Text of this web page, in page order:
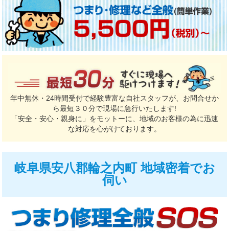
年中無休・24時間受付で経験豊富な自社スタッフが、お問合せか
ら最短３０分で現場に急行いたします!
「安全・安心・親身に」をモットーに、地域のお客様の為に迅速
な対応を心がけております。
岐阜県安八郡輪之内町 地域密着でお
伺い